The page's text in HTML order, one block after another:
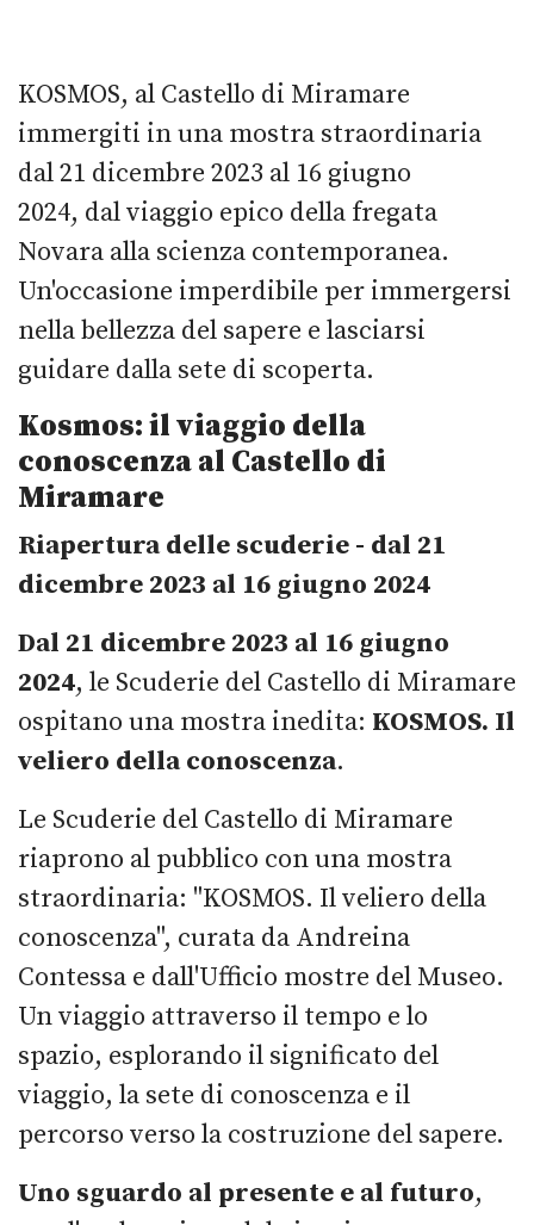
KOSMOS, al Castello di Miramare
immergiti in una mostra straordinaria
dal 21 dicembre 2023 al 16 giugno
2024, dal viaggio epico della fregata
Novara alla scienza contemporanea.
Un'occasione imperdibile per immergersi
nella bellezza del sapere e lasciarsi
guidare dalla sete di scoperta.
Kosmos: il viaggio della
conoscenza al Castello di
Miramare
Riapertura delle scuderie - dal 21
dicembre 2023 al 16 giugno 2024
Dal 21 dicembre 2023 al 16 giugno
2024, le Scuderie del Castello di Miramare
ospitano una mostra inedita: KOSMOS. Il
veliero della conoscenza.
Le Scuderie del Castello di Miramare
riaprono al pubblico con una mostra
straordinaria: "KOSMOS. Il veliero della
conoscenza", curata da Andreina
Contessa e dall'Ufficio mostre del Museo.
Un viaggio attraverso il tempo e lo
spazio, esplorando il significato del
viaggio, la sete di conoscenza e il
percorso verso la costruzione del sapere.
Uno sguardo al presente e al futuro,